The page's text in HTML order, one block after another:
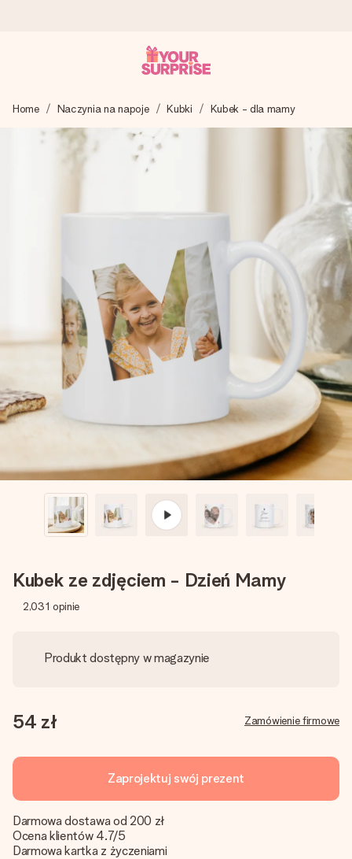
Tworzymy Twój prezent z troską i wysyłamy go w mgnieniu
oka – dzięki czemu możesz go dać dokładnie we
właściwym momencie, kiedy ma to największe znaczenie
4,7 (na podstawie +15 000 opinii)
Nasze prezenty inspirują. Klienci oceniają nas na 4,7 w
Darmowy bilecik z życzeniami
Stwórz coś wyjątkowego w zaledwie kilku krokach – z jej
imieniem, swoim zdjęciem lub wiadomością, która naprawdę
poruszy serce. Bez problemu, po prostu ogrom miłości na
tę chwilę.
Home Naczynia na napoje Kubki Kubek - dla mamy
Kubek ze zdjęciem - Dzień Mamy
2,031 opinie
Produkt dostępny w magazynie
54 zł Zamówienie firmowe
Zaprojektuj swój prezent
Darmowa dostawa od 200 zł
Ocena klientów 4.7/5
Darmowa kartka z życzeniami